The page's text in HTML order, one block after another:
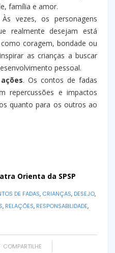
família e amor.
vezes, os personagens
realmente desejam está
coragem, bondade ou
as crianças a buscar
pessoal.
. Os contos de fadas
repercussões e impactos
quanto para os outros ao
Orienta da SPSP
DE FADAS, CRIANÇAS, DESEJO,
, RELAÇÕES, RESPONSABILIDADE,
COMPARTILHE